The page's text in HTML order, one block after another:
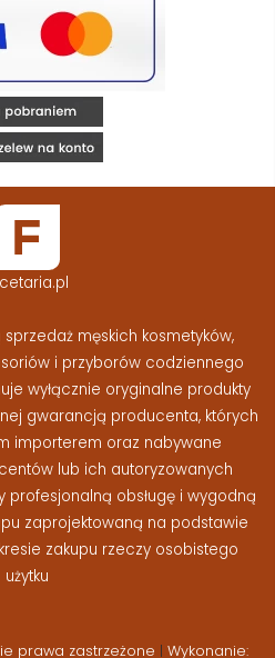
męskich kosmetyków,
i przyborów codziennego
wyłącznie oryginalne produkty
gwarancją producenta, których
importerem oraz nabywane
lub ich autoryzowanych
profesjonalną obsługę i wygodną
zaprojektowaną na podstawie
zakupu rzeczy osobistego
użytku
prawa zastrzeżone | Wykonanie: